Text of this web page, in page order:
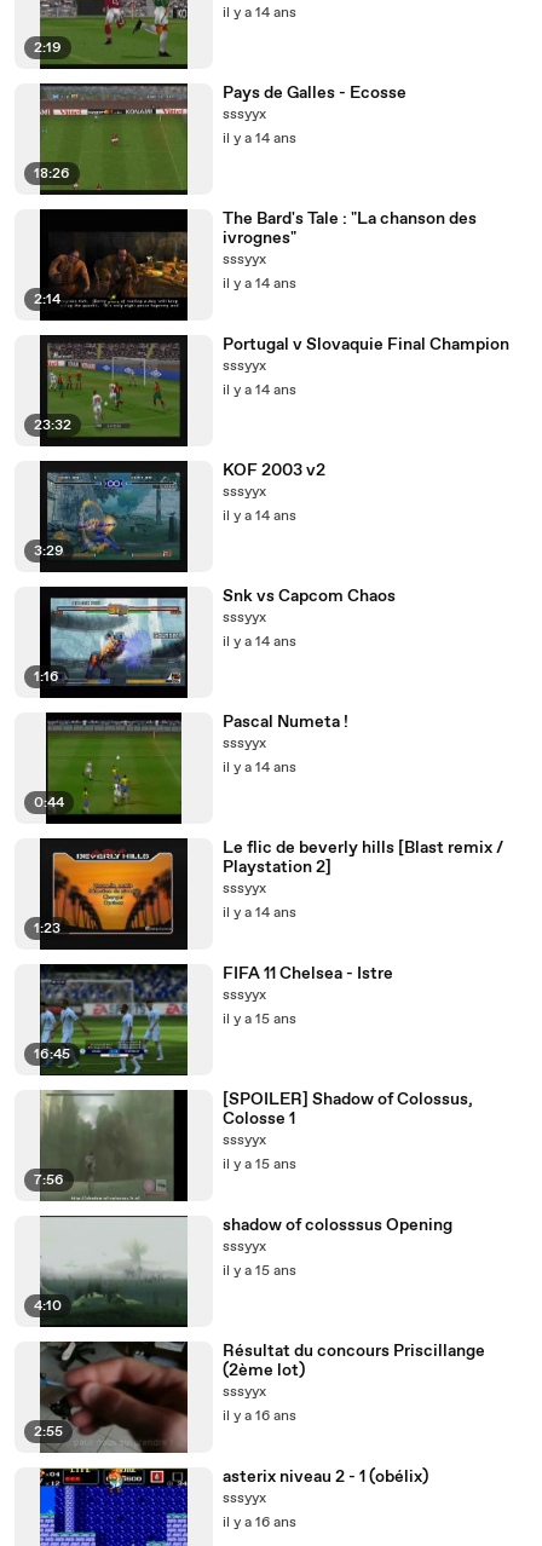
2:19
il y a 14 ans
18:26
Pays de Galles - Ecosse
sssyyx
il y a 14 ans
2:14
The Bard's Tale : "La chanson des
ivrognes"
sssyyx
il y a 14 ans
23:32
Portugal v Slovaquie Final Champion
sssyyx
il y a 14 ans
3:29
KOF 2003 v2
sssyyx
il y a 14 ans
1:16
Snk vs Capcom Chaos
sssyyx
il y a 14 ans
0:44
Pascal Numeta !
sssyyx
il y a 14 ans
1:23
Le flic de beverly hills [Blast remix /
Playstation 2]
sssyyx
il y a 14 ans
16:45
FIFA 11 Chelsea - Istre
sssyyx
il y a 15 ans
7:56
[SPOILER] Shadow of Colossus,
Colosse 1
sssyyx
il y a 15 ans
4:10
shadow of colosssus Opening
sssyyx
il y a 15 ans
2:55
Résultat du concours Priscillange
(2ème lot)
sssyyx
il y a 16 ans
asterix niveau 2 - 1 (obélix)
sssyyx
il y a 16 ans